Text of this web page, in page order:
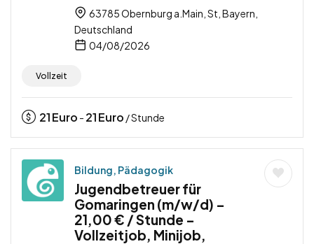
63785 Obernburg a.Main, St, Bayern,
Deutschland
04/08/2026
Vollzeit
21Euro - 21Euro / Stunde
Bildung, Pädagogik
Jugendbetreuer für
Gomaringen (m/w/d) –
21,00 € / Stunde –
Vollzeitjob, Minijob,